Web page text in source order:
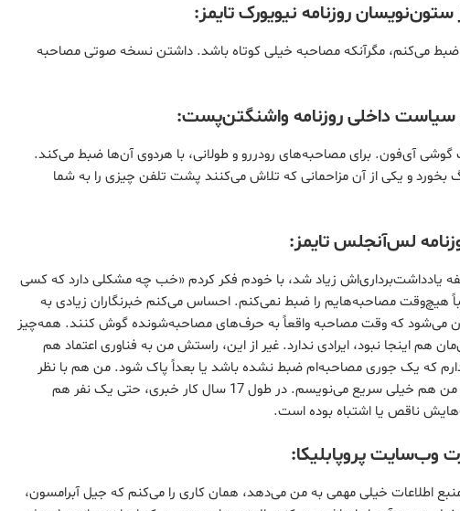
ستون‌نویسان روزنامه نیویورک تایمز:
می‌کنم، مگرآنکه مصاحبه خیلی کوتاه باشد. داشتن نسخه صوتی مصاحبه
سیاست داخلی روزنامه واشنگتن‌پست:
آی‌فون. برای مصاحبه‌های رودررو و طولانی، با هردوی آن‌ها ضبط می‌کند.
و یکی از آن مزاحمانی که تلاش می‌کنند پشت تلفن چیزی را به شما
لس‌آنجلس تایمز:
یادداشت‌برداری‌اش زیاد شد، با خودم فکر کردم «خب چه مشکلی دارد که کسی
هیچ‌وقت مصاحبه‌هایم را ضبط نمی‌کنم. احساس می‌کنم خبرنگاران زیادی به
می‌شود که وقت مصاحبه واقعاً به حرف‌های مصاحبه‌شونده گوش کنند. همه‌چیز
حالا اگر 100 درصد حواس‌مان هم اینجا نبود، ایرادی ندارد. غیر از این، راستش من به فناوری اعتماد هم
که یک جوری مصاحبه‌ام ضبط نشده باشد یا بعداً پاک شود. من هم با نظر
جیل درباره یادداشت‌کردن مصاحبه موافقم، من هم خیلی سریع می‌نویسم. در طول 17 سال کار خبری، حتی یک نفر هم
ناقص یا اشتباه بوده است.
وب‌سایت پروپابلیکا:
اطلاعات خیلی مهمی به من می‌دهد، همان کاری را می‌کنم که جیل آبرامسون،